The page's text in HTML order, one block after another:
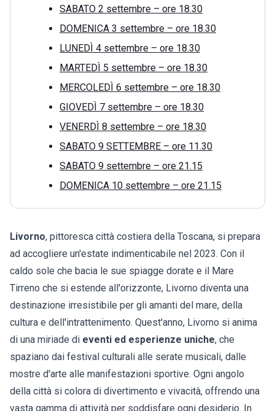
SABATO 2 settembre – ore 18.30
DOMENICA 3 settembre – ore 18.30
LUNEDÌ 4 settembre – ore 18.30
MARTEDÌ 5 settembre – ore 18.30
MERCOLEDÌ 6 settembre – ore 18.30
GIOVEDÌ 7 settembre – ore 18.30
VENERDÌ 8 settembre – ore 18.30
SABATO 9 SETTEMBRE – ore 11.30
SABATO 9 settembre – ore 21.15
DOMENICA 10 settembre – ore 21.15
Livorno, pittoresca città costiera della Toscana, si prepara
ad accogliere un'estate indimenticabile nel 2023. Con il
caldo sole che bacia le sue spiagge dorate e il Mare
Tirreno che si estende all'orizzonte, Livorno diventa una
destinazione irresistibile per gli amanti del mare, della
cultura e dell'intrattenimento. Quest'anno, Livorno si anima
di una miriade di eventi ed esperienze uniche, che
spaziano dai festival culturali alle serate musicali, dalle
mostre d'arte alle manifestazioni sportive. Ogni angolo
della città si colora di divertimento e vivacità, offrendo una
vasta gamma di attività per soddisfare ogni desiderio. In